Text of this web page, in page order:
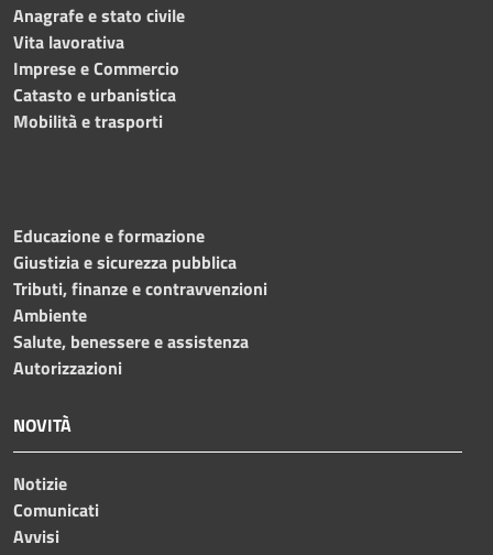
Anagrafe e stato civile
Vita lavorativa
Imprese e Commercio
Catasto e urbanistica
Mobilità e trasporti
Educazione e formazione
Giustizia e sicurezza pubblica
Tributi, finanze e contravvenzioni
Ambiente
Salute, benessere e assistenza
Autorizzazioni
NOVITÀ
Notizie
Comunicati
Avvisi